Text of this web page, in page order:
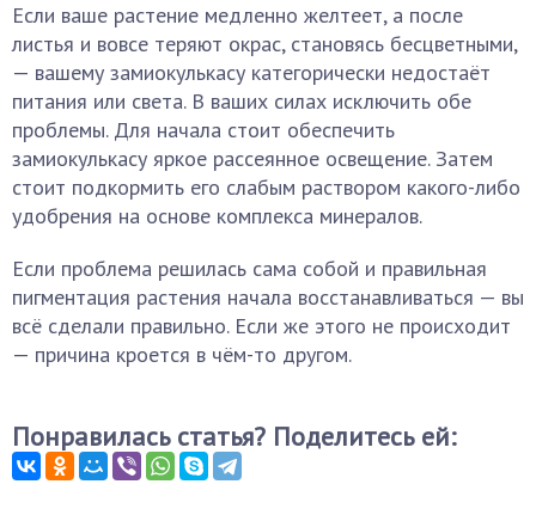
Если ваше растение медленно желтеет, а после
листья и вовсе теряют окрас, становясь бесцветными,
— вашему замиокулькасу категорически недостаёт
питания или света. В ваших силах исключить обе
проблемы. Для начала стоит обеспечить
замиокулькасу яркое рассеянное освещение. Затем
стоит подкормить его слабым раствором какого-либо
удобрения на основе комплекса минералов.
Если проблема решилась сама собой и правильная
пигментация растения начала восстанавливаться — вы
всё сделали правильно. Если же этого не происходит
— причина кроется в чём-то другом.
Понравилась статья? Поделитесь ей: